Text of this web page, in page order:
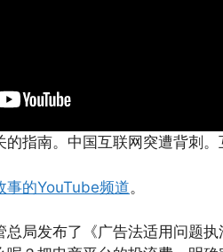
指南。中国互联网突遭背刺
事的YouTube频道。
局发布了《广告法适用问题